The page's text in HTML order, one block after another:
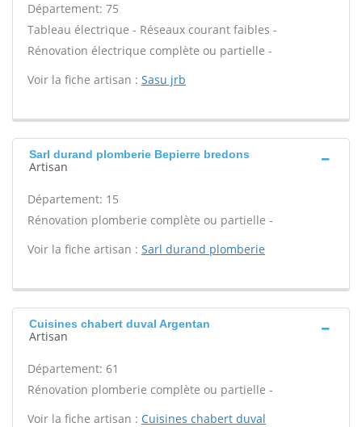
Département: 75
Tableau électrique - Réseaux courant faibles -
Rénovation électrique complète ou partielle -
Voir la fiche artisan : Sasu jrb
Sarl durand plomberie Bepierre bredons
Artisan
Département: 15
Rénovation plomberie complète ou partielle -
Voir la fiche artisan : Sarl durand plomberie
Cuisines chabert duval Argentan
Artisan
Département: 61
Rénovation plomberie complète ou partielle -
Voir la fiche artisan : Cuisines chabert duval